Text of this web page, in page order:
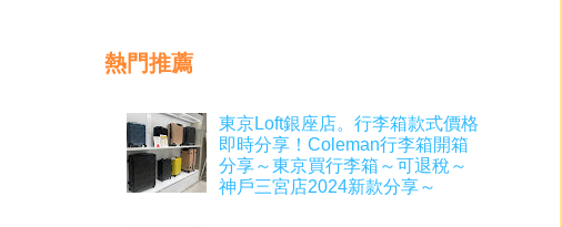
熱門推薦
東京Loft銀座店。行李箱款式價格
即時分享！Coleman行李箱開箱
分享～東京買行李箱～可退稅～
神戶三宮店2024新款分享～